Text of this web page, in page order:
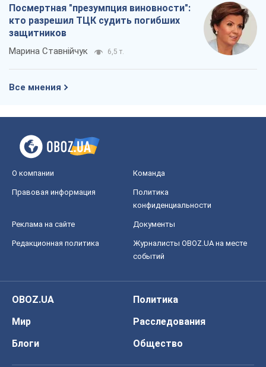
Посмертная "презумпция виновности":
кто разрешил ТЦК судить погибших
защитников
Марина Ставнійчук 6,5 т.
Все мнения
О компании Команда
Правовая информация
Политика
конфиденциальности
Реклама на сайте Документы
Редакционная политика
Журналисты OBOZ.UA на месте
событий
OBOZ.UA
Политика
Мир
Расследования
Блоги
Общество